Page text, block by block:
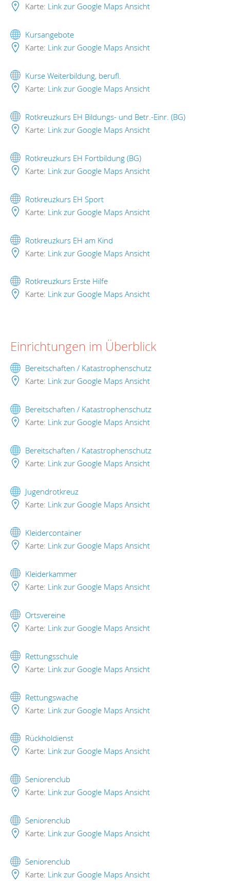
Karte: Link zur Google Maps Ansicht
Kursangebote
Karte: Link zur Google Maps Ansicht
Kurse Weiterbildung, berufl.
Karte: Link zur Google Maps Ansicht
Rotkreuzkurs EH Bildungs- und Betr.-Einr. (BG)
Karte: Link zur Google Maps Ansicht
Rotkreuzkurs EH Fortbildung (BG)
Karte: Link zur Google Maps Ansicht
Rotkreuzkurs EH Sport
Karte: Link zur Google Maps Ansicht
Rotkreuzkurs EH am Kind
Karte: Link zur Google Maps Ansicht
Rotkreuzkurs Erste Hilfe
Karte: Link zur Google Maps Ansicht
Einrichtungen im Überblick
Bereitschaften / Katastrophenschutz
Karte: Link zur Google Maps Ansicht
Bereitschaften / Katastrophenschutz
Karte: Link zur Google Maps Ansicht
Bereitschaften / Katastrophenschutz
Karte: Link zur Google Maps Ansicht
Jugendrotkreuz
Karte: Link zur Google Maps Ansicht
Kleidercontainer
Karte: Link zur Google Maps Ansicht
Kleiderkammer
Karte: Link zur Google Maps Ansicht
Ortsvereine
Karte: Link zur Google Maps Ansicht
Rettungsschule
Karte: Link zur Google Maps Ansicht
Rettungswache
Karte: Link zur Google Maps Ansicht
Rückholdienst
Karte: Link zur Google Maps Ansicht
Seniorenclub
Karte: Link zur Google Maps Ansicht
Seniorenclub
Karte: Link zur Google Maps Ansicht
Seniorenclub
Karte: Link zur Google Maps Ansicht